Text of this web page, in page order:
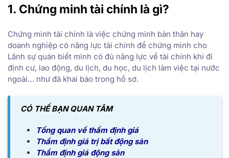
1. Chứng minh tài chính là gì?
Chứng minh tài chính là việc chứng minh bản thân hay
doanh nghiệp có năng lực tài chính để chứng minh cho
Lãnh sự quán biết mình có đủ năng lực về tài chính khi đi
định cư, lao động, du lịch, du học, du lịch làm việc tại nước
ngoài… như đã khai báo trong hồ sơ.
CÓ THỂ BẠN QUAN TÂM
Tổng quan về thẩm định giá
Thẩm định giá trị bất động sản
Thẩm định giá động sản